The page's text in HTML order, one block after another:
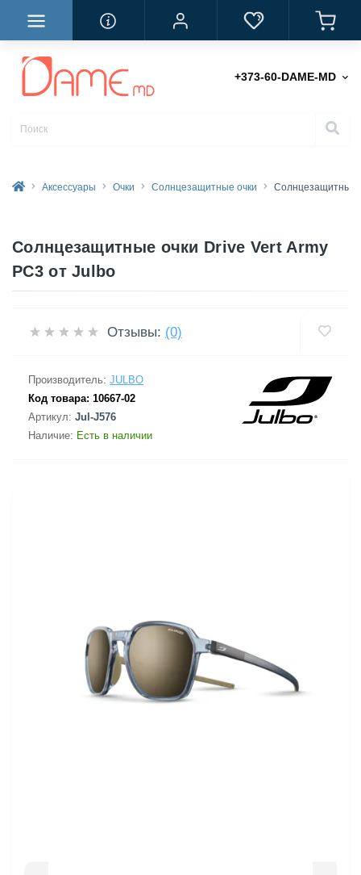
+373-60-DAME-MD
Аксессуары Очки Солнцезащитные очки Солнцезащитные
Солнцезащитные очки Drive Vert Army
PC3 от Julbo
Отзывы: (0)
Производитель: JULBO
Код товара: 10667-02
Артикул: Jul-J576
Наличие: Есть в наличии